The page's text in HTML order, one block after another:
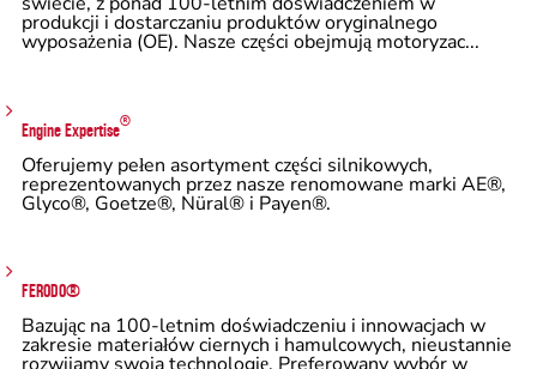
produkcji i dostarczaniu produktów oryginalnego
wyposażenia (OE). Nasze części obejmują motoryzac...
Engine Expertise®
Oferujemy pełen asortyment części silnikowych,
reprezentowanych przez nasze renomowane marki AE®,
Glyco®, Goetze®, Nüral® i Payen®.
FERODO®
Bazując na 100-letnim doświadczeniu i innowacjach w
zakresie materiałów ciernych i hamulcowych, nieustannie